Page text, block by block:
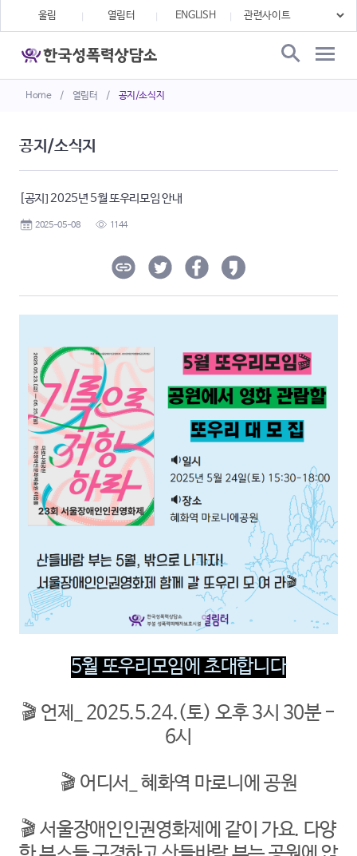
Home / 열림터 / 공지/소식지
울림 열림터 ENGLISH
공지/소식지
[공지] 2025년 5월 또우리모임 안내
2025-05-08 1144
5월 또우리모임에 초대합니다
🎬 언제_ 2025.5.24.(토) 오후 3시 30분 -
6시
🎬 어디서_ 혜화역 마로니에 공원
🎬 서울장애인인권영화제에 같이 가요. 다양